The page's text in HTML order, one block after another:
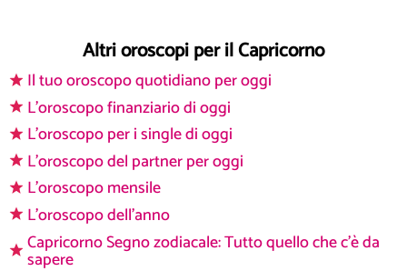
Altri oroscopi per il Capricorno
Il tuo oroscopo quotidiano per oggi
L'oroscopo finanziario di oggi
L'oroscopo per i single di oggi
L'oroscopo del partner per oggi
L'oroscopo mensile
L'oroscopo dell'anno
Capricorno Segno zodiacale: Tutto quello che c'è da
sapere